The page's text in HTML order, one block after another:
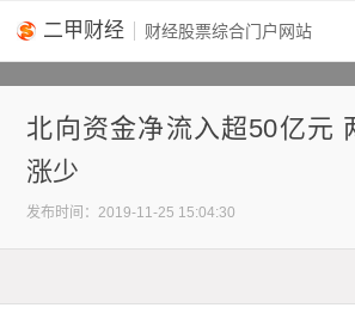
二甲财经
北向资金净流入超50亿元
涨少
2019-11-25 15:04:30